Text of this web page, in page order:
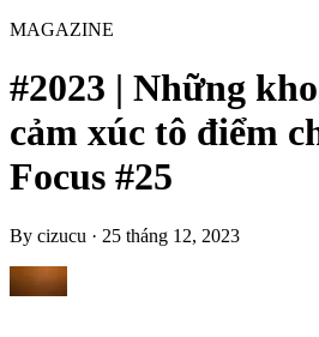
MAGAZINE
#2023 | Những
cảm xúc tô điểm
Focus #25
By cizucu · 25 tháng 12, 2023